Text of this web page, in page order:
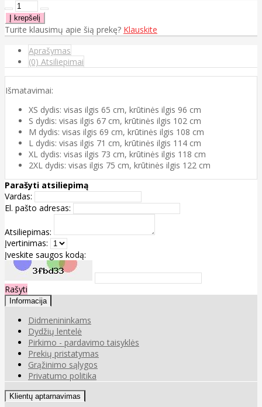
Turite klausimų apie šią prekę? Klauskite
Aprašymas
(0) Atsiliepimai
Išmatavimai:
XS dydis: visas ilgis 65 cm, krūtinės ilgis 96 cm
S dydis: visas ilgis 67 cm, krūtinės ilgis 102 cm
M dydis: visas ilgis 69 cm, krūtinės ilgis 108 cm
L dydis: visas ilgis 71 cm, krūtinės ilgis 114 cm
XL dydis: visas ilgis 73 cm, krūtinės ilgis 118 cm
2XL dydis: visas ilgis 75 cm, krūtinės ilgis 122 cm
Parašyti atsiliepimą
Vardas:
El. pašto adresas:
Atsiliepimas:
Įvertinimas:
Įveskite saugos kodą:
Rašyti
Informacija
Didmenininkams
Dydžių lentelė
Pirkimo - pardavimo taisyklės
Prekių pristatymas
Grąžinimo sąlygos
Privatumo politika
Klientų aptarnavimas